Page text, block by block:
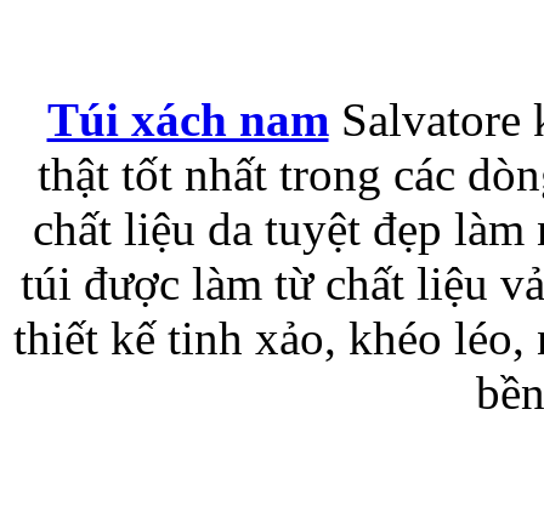
Túi đựng iPad
Túi đựng iPad
Túi xách namSalvatore
thật tốt nhất trong các
chất liệu da tuyệt đẹp làm
túi được làm từ chất liệu
thiết kế tinh xảo, khéo léo,